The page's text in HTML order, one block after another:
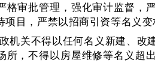
格审批管理，强化审计监督，
项目，严禁以招商引资等名义
机关不得以任何名义新建、改
所，不得以房屋维修等名义超